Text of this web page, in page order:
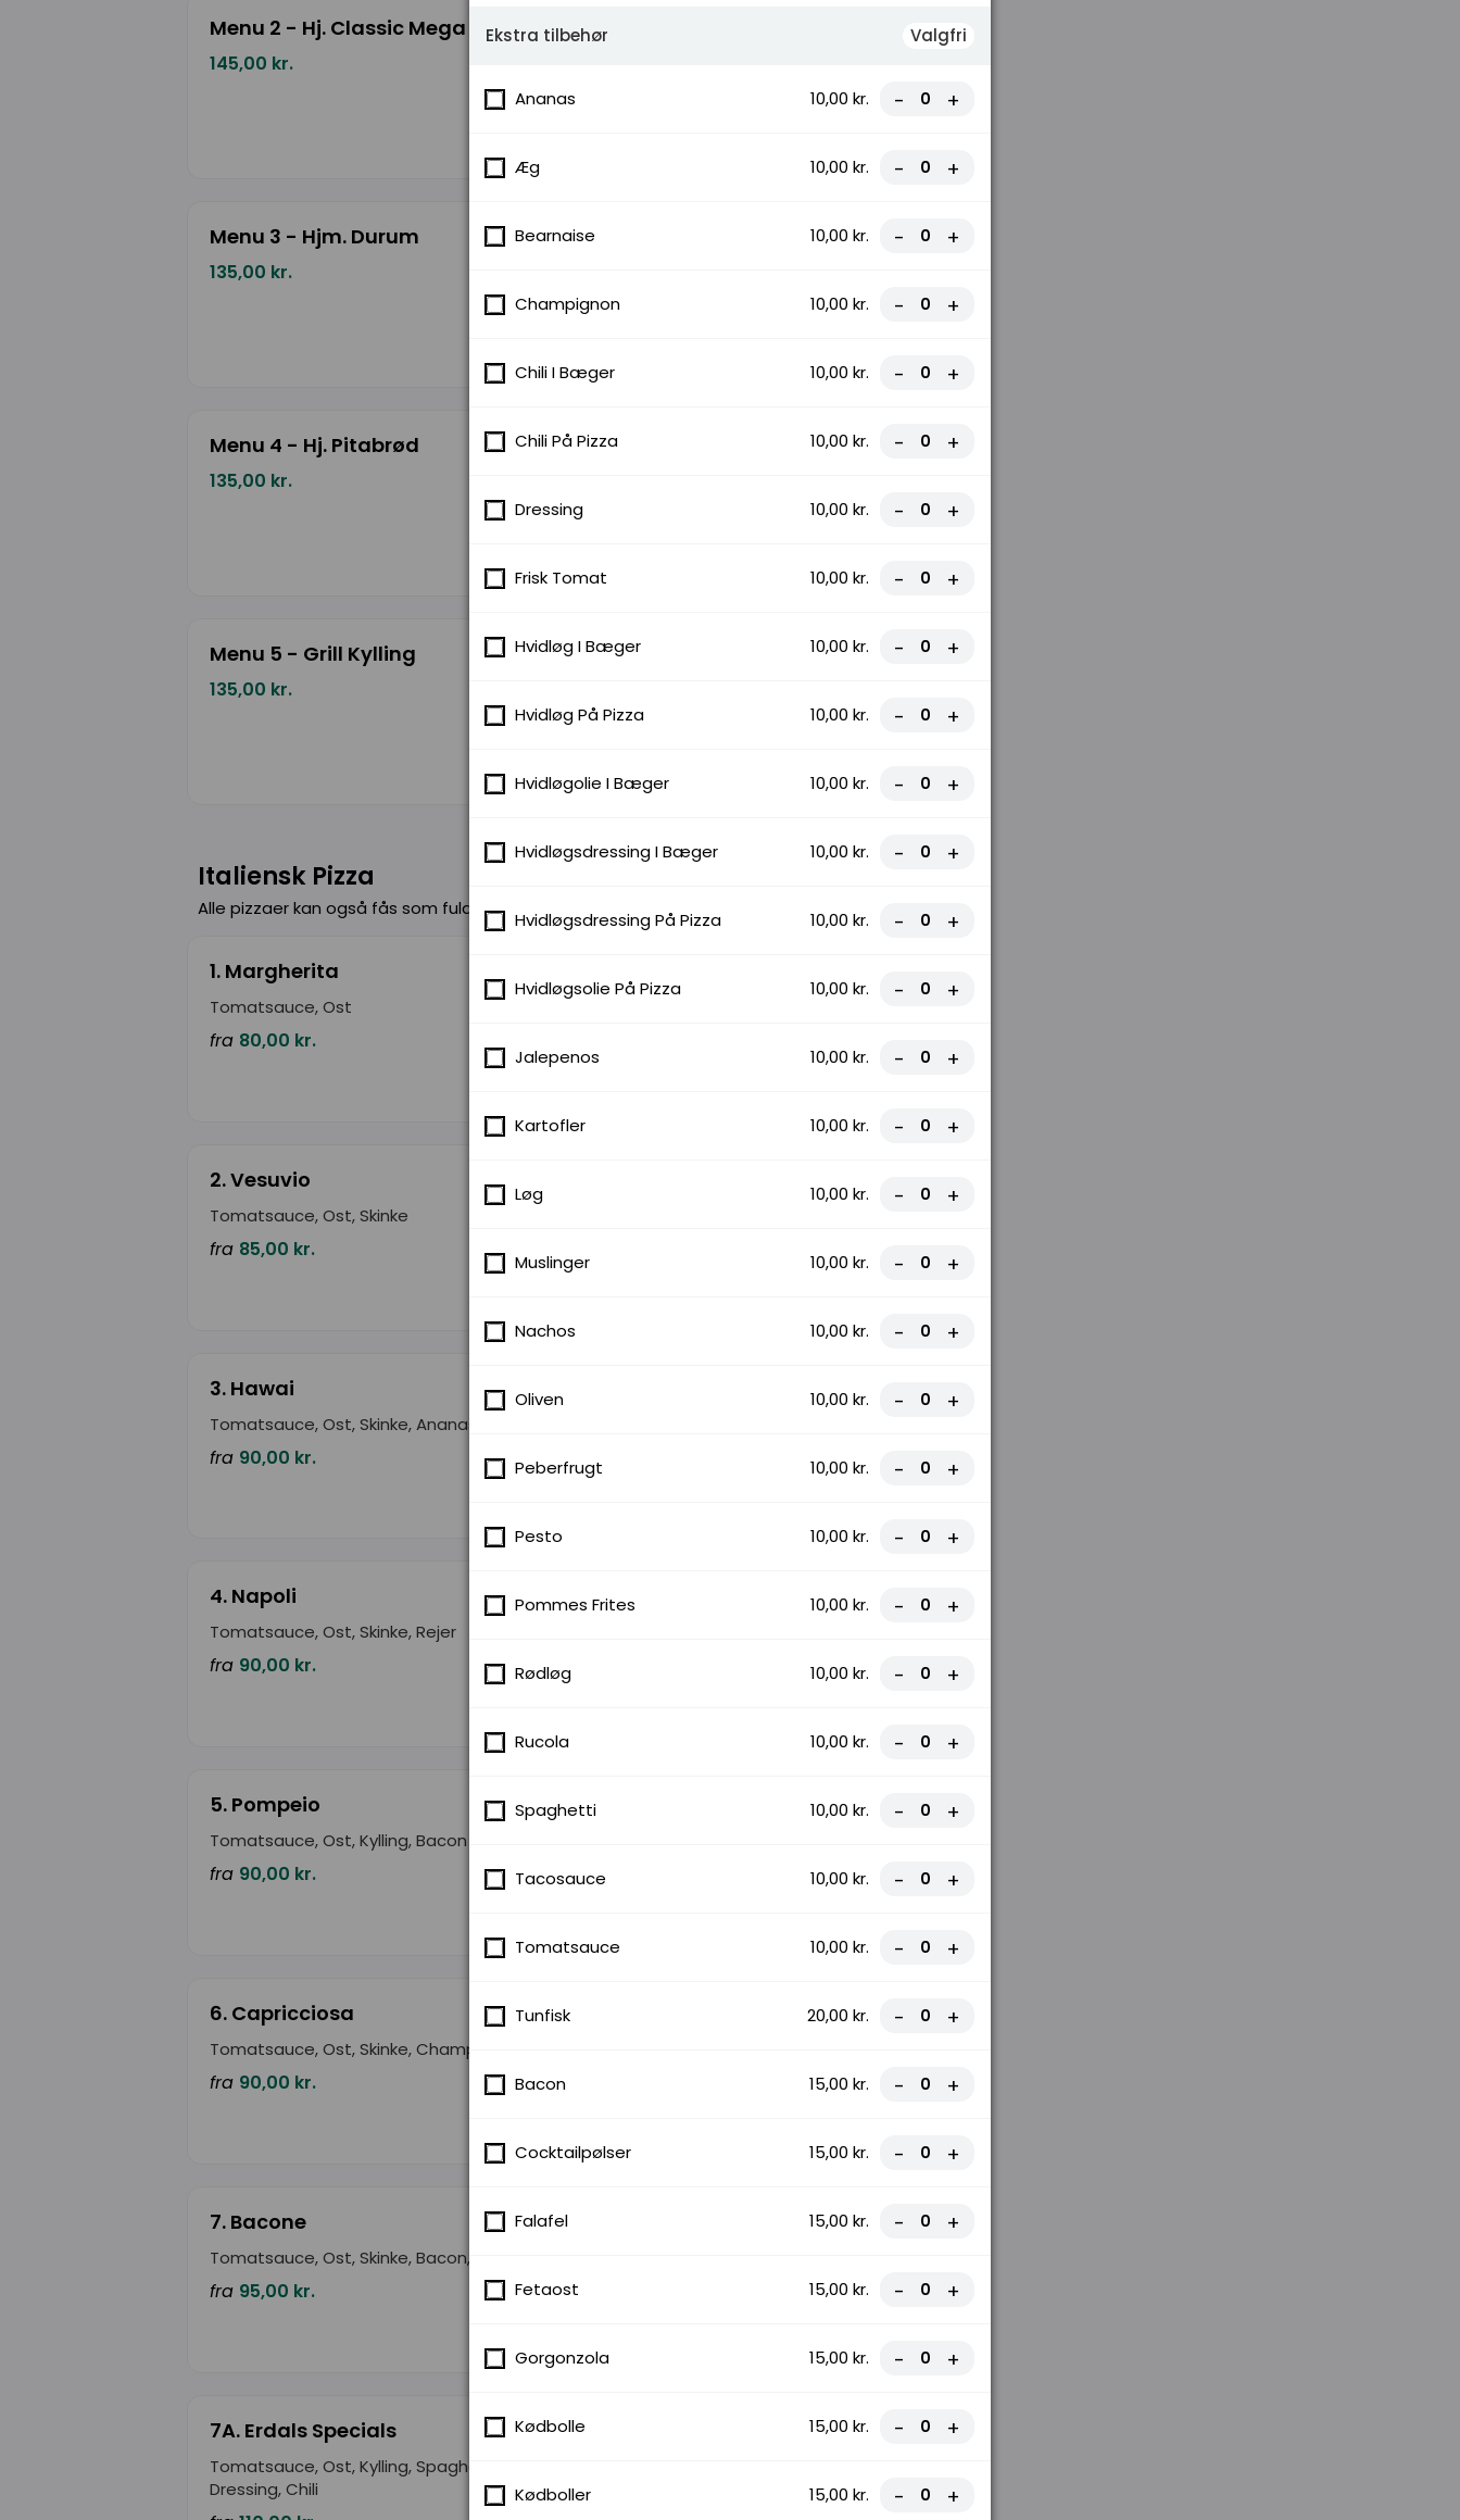
Menu 2 - Hj. Classic Mega Burger
145,00 kr.
Menu 3 - Hjm. Durum
135,00 kr.
Menu 4 - Hj. Pitabrød
135,00 kr.
Menu 5 - Grill Kylling
135,00 kr.
Italiensk Pizza
Alle pizzaer kan også fås som fuldkorn og glutenfri.
1. Margherita
Tomatsauce, Ost
fra 80,00 kr.
2. Vesuvio
Tomatsauce, Ost, Skinke
fra 85,00 kr.
3. Hawai
Tomatsauce, Ost, Skinke, Ananas
fra 90,00 kr.
4. Napoli
Tomatsauce, Ost, Skinke, Rejer
fra 90,00 kr.
5. Pompeio
Tomatsauce, Ost, Kylling, Bacon
fra 90,00 kr.
6. Capricciosa
Tomatsauce, Ost, Skinke, Champignon
fra 90,00 kr.
7. Bacone
Tomatsauce, Ost, Skinke, Bacon, Gorgonzola
fra 95,00 kr.
7A. Erdals Specials
Tomatsauce, Ost, Kylling, Spaghetti, Løg,
Dressing, Chili
Ekstra tilbehør Valgfri
Ananas 10,00 kr. - +
Æg 10,00 kr. - +
Bearnaise 10,00 kr. - +
Champignon 10,00 kr. - +
Chili I Bæger 10,00 kr. - +
Chili På Pizza 10,00 kr. - +
Dressing 10,00 kr. - +
Frisk Tomat 10,00 kr. - +
Hvidløg I Bæger 10,00 kr. - +
Hvidløg På Pizza 10,00 kr. - +
Hvidløgolie I Bæger 10,00 kr. - +
Hvidløgsdressing I Bæger 10,00 kr. - +
Hvidløgsdressing På Pizza 10,00 kr. - +
Hvidløgsolie På Pizza 10,00 kr. - +
Jalepenos 10,00 kr. - +
Kartofler 10,00 kr. - +
Løg 10,00 kr. - +
Muslinger 10,00 kr. - +
Nachos 10,00 kr. - +
Oliven 10,00 kr. - +
Peberfrugt 10,00 kr. - +
Pesto 10,00 kr. - +
Pommes Frites 10,00 kr. - +
Rødløg 10,00 kr. - +
Rucola 10,00 kr. - +
Spaghetti 10,00 kr. - +
Tacosauce 10,00 kr. - +
Tomatsauce 10,00 kr. - +
Tunfisk 20,00 kr. - +
Bacon 15,00 kr. - +
Cocktailpølser 15,00 kr. - +
Falafel 15,00 kr. - +
Fetaost 15,00 kr. - +
Gorgonzola 15,00 kr. - +
Kødbolle 15,00 kr. - +
Kødboller 15,00 kr. - +